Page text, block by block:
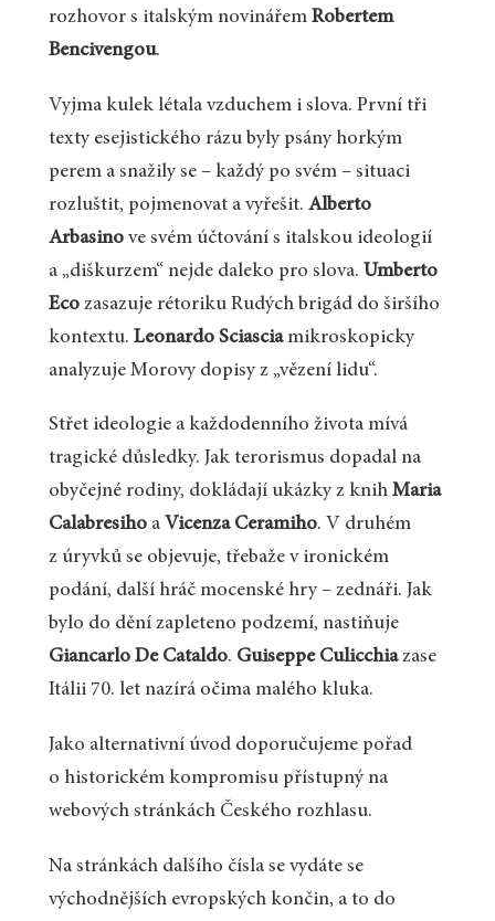
rozhovor s italským novinářem Robertem
Bencivengou.
Vyjma kulek létala vzduchem i slova. První tři
texty esejistického rázu byly psány horkým
perem a snažily se – každý po svém – situaci
rozluštit, pojmenovat a vyřešit. Alberto
Arbasinove svém účtování s italskou ideologií
a „diškurzem“ nejde daleko pro slova. Umberto
Ecozasazuje rétoriku Rudých brigád do širšího
kontextu. Leonardo Sciasciamikroskopicky
analyzuje Morovy dopisy z „vězení lidu“.
Střet ideologie a každodenního života mívá
tragické důsledky. Jak terorismus dopadal na
obyčejné rodiny, dokládají ukázky z knih Maria
Calabresiho aVicenza Ceramiho. V druhém
z úryvků se objevuje, třebaže v ironickém
podání, další hráč mocenské hry – zednáři. Jak
bylo do dění zapleteno podzemí, nastiňuje
Giancarlo De Cataldo. Guiseppe Culicchiazase
Itálii 70. let nazírá očima malého kluka.
Jako alternativní úvod doporučujeme pořad
o historickém kompromisu přístupný na
webových stránkách Českého rozhlasu.
Na stránkách dalšího čísla se vydáte se
východnějších evropských končin, a to do